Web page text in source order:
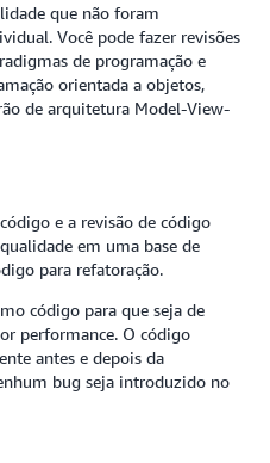
que não foram
Você pode fazer revisões
de programação e
orientada a objetos,
de arquitetura Model-View-
e a revisão de código
em uma base de
para refatoração.
código para que seja de
performance. O código
antes e depois da
bug seja introduzido no